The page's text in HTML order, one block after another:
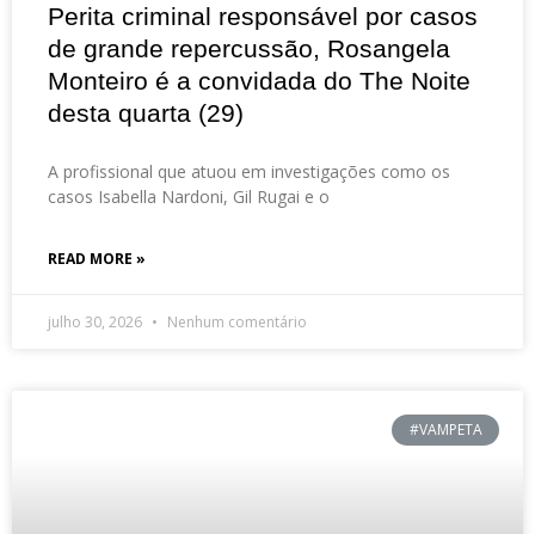
Perita criminal responsável por casos
de grande repercussão, Rosangela
Monteiro é a convidada do The Noite
desta quarta (29)
A profissional que atuou em investigações como os
casos Isabella Nardoni, Gil Rugai e o
READ MORE »
julho 30, 2026 Nenhum comentário
#VAMPETA